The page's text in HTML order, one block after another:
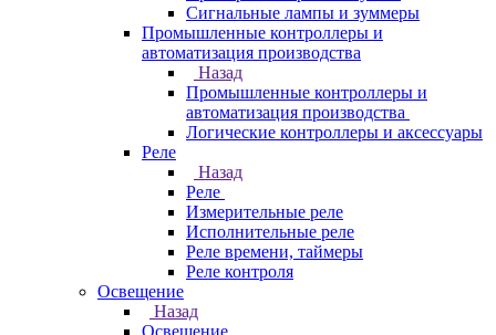
Сигнальные лампы и зуммеры
Промышленные контроллеры и
автоматизация производства
Назад
Промышленные контроллеры и
автоматизация производства
Логические контроллеры и аксессуары
Реле
Назад
Реле
Измерительные реле
Исполнительные реле
Реле времени, таймеры
Реле контроля
Освещение
Назад
Освещение